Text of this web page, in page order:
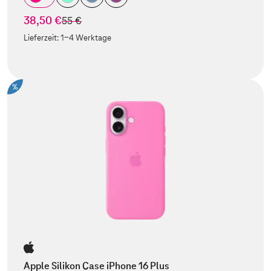
38,50 €statt
55 €
Lieferzeit:1-4 Werktage
%
Apple Silikon Case iPhone 16 Plus